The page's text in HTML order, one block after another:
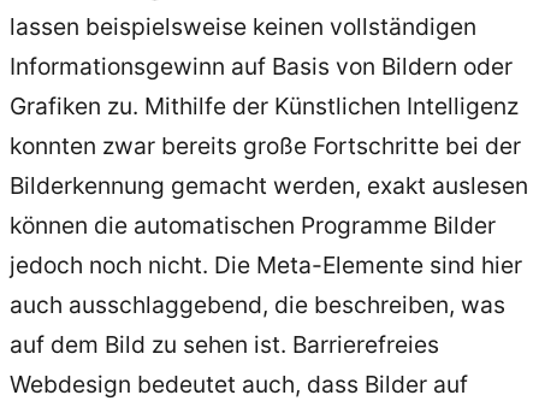
lassen beispielsweise keinen vollständigen
Informationsgewinn auf Basis von Bildern oder
Grafiken zu. Mithilfe der Künstlichen Intelligenz
konnten zwar bereits große Fortschritte bei der
Bilderkennung gemacht werden, exakt auslesen
können die automatischen Programme Bilder
jedoch noch nicht. Die Meta-Elemente sind hier
auch ausschlaggebend, die beschreiben, was
auf dem Bild zu sehen ist. Barrierefreies
Webdesign bedeutet auch, dass Bilder auf